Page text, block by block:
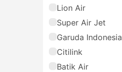
Lion Air
Super Air Jet
Garuda Indonesia
Citilink
Batik Air